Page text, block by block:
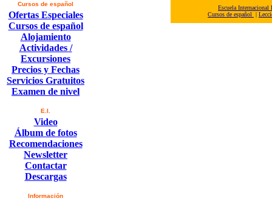
Cursos de español
Ofertas Especiales
Cursos de español
Alojamiento
Actividades /
Excursiones
Precios y Fechas
Servicios Gratuitos
Examen de nivel
E.I.
Video
Álbum de fotos
Recomendaciones
Newsletter
Contactar
Descargas
Información
Escuela
Cursos de español
|